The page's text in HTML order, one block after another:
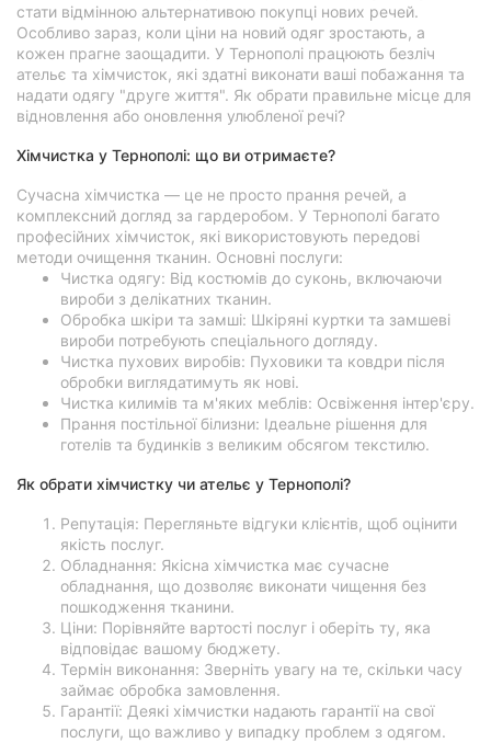
стати відмінною альтернативою покупці нових речей.
Особливо зараз, коли ціни на новий одяг зростають, а
кожен прагне заощадити. У Тернополі працюють безліч
ательє та хімчисток, які здатні виконати ваші побажання та
надати одягу "друге життя". Як обрати правильне місце для
відновлення або оновлення улюбленої речі?
Хімчистка у Тернополі: що ви отримаєте?
Сучасна хімчистка — це не просто прання речей, а
комплексний догляд за гардеробом. У Тернополі багато
професійних хімчисток, які використовують передові
методи очищення тканин. Основні послуги:
Чистка одягу: Від костюмів до суконь, включаючи
вироби з делікатних тканин.
Обробка шкіри та замші: Шкіряні куртки та замшеві
вироби потребують спеціального догляду.
Чистка пухових виробів: Пуховики та ковдри після
обробки виглядатимуть як нові.
Чистка килимів та м'яких меблів: Освіження інтер'єру.
Прання постільної білизни: Ідеальне рішення для
готелів та будинків з великим обсягом текстилю.
Як обрати хімчистку чи ательє у Тернополі?
Репутація: Перегляньте відгуки клієнтів, щоб оцінити
якість послуг.
Обладнання: Якісна хімчистка має сучасне
обладнання, що дозволяє виконати чищення без
пошкодження тканини.
Ціни: Порівняйте вартості послуг і оберіть ту, яка
відповідає вашому бюджету.
Термін виконання: Зверніть увагу на те, скільки часу
займає обробка замовлення.
Гарантії: Деякі хімчистки надають гарантії на свої
послуги, що важливо у випадку проблем з одягом.